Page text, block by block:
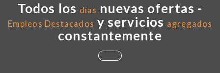
Todos los días nuevas ofertas -
Empleos Destacados y servicios agregados
constantemente